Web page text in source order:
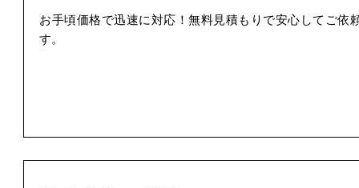
お手頃価格で迅速に対応！無料見積もりで安心してご依
す。